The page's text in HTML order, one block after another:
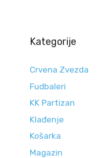
Kategorije
Crvena Zvezda
Fudbaleri
KK Partizan
Klađenje
Košarka
Magazin